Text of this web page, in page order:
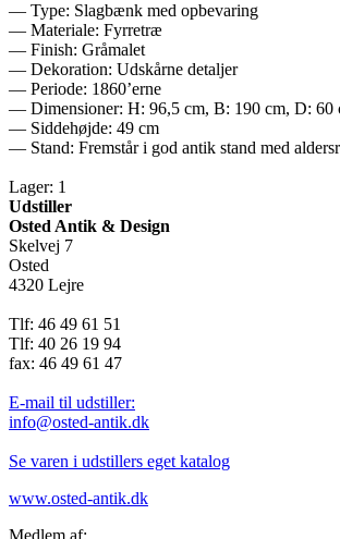
— Type: Slagbænk med opbevaring
— Materiale: Fyrretræ
— Finish: Gråmalet
— Dekoration: Udskårne detaljer
— Periode: 1860’erne
— Dimensioner: H: 96,5 cm, B: 190 cm, D: 60
— Siddehøjde: 49 cm
— Stand: Fremstår i god antik stand med
Lager: 1
Udstiller
Osted Antik & Design
Skelvej 7
Osted
4320 Lejre
Tlf: 46 49 61 51
Tlf: 40 26 19 94
fax: 46 49 61 47
E-mail til udstiller:
info@osted-antik.dk
Se varen i udstillers eget katalog
www.osted-antik.dk